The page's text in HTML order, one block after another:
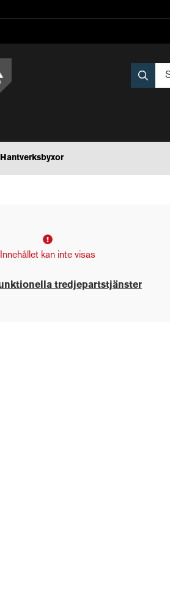
Hantverksbyxor
Innehållet kan inte visas
tredjepartstjänster